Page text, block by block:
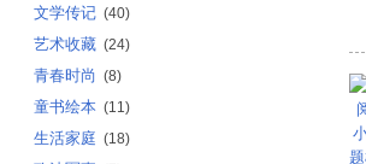
文学传记 (40)
艺术收藏 (24)
青春时尚 (8)
童书绘本 (11)
生活家庭 (18)